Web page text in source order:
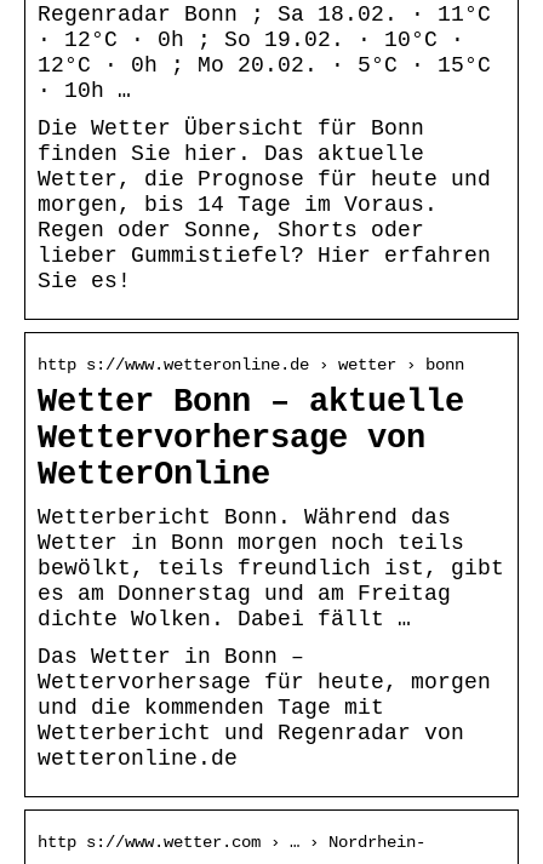
Regenradar Bonn ; Sa 18.02. · 11°C
· 12°C · 0h ; So 19.02. · 10°C ·
12°C · 0h ; Mo 20.02. · 5°C · 15°C
· 10h …
Die Wetter Übersicht für Bonn
finden Sie hier. Das aktuelle
Wetter, die Prognose für heute und
morgen, bis 14 Tage im Voraus.
Regen oder Sonne, Shorts oder
lieber Gummistiefel? Hier erfahren
Sie es!
http s://www.wetteronline.de › wetter › bonn
Wetter Bonn – aktuelle
Wettervorhersage von
WetterOnline
Wetterbericht Bonn. Während das
Wetter in Bonn morgen noch teils
bewölkt, teils freundlich ist, gibt
es am Donnerstag und am Freitag
dichte Wolken. Dabei fällt …
Das Wetter in Bonn –
Wettervorhersage für heute, morgen
und die kommenden Tage mit
Wetterbericht und Regenradar von
wetteronline.de
http s://www.wetter.com › … › Nordrhein-